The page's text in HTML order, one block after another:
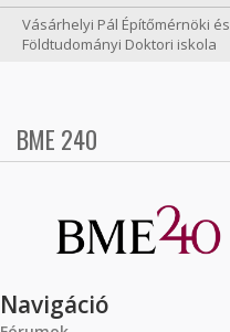
Vásárhelyi Pál Építőmérnöki és
Földtudományi Doktori iskola
BME 240
Navigáció